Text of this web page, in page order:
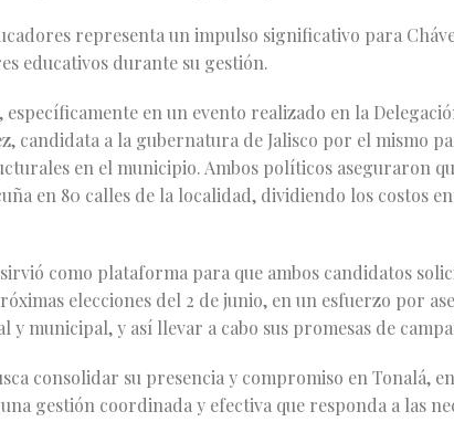
representa un impulso significativo para
educativos durante su gestión.
específicamente en un evento realizado en la
candidata a la gubernatura de Jalisco por el mismo
en el municipio. Ambos políticos aseguraron
en 80 calles de la localidad, dividiendo los costos
como plataforma para que ambos candidatos
elecciones del 2 de junio, en un esfuerzo por
municipal, y así llevar a cabo sus promesas de
consolidar su presencia y compromiso en Tonalá,
gestión coordinada y efectiva que responda a las